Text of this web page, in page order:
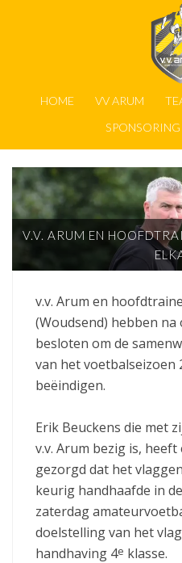
HOME VV ARUM
SPONSORING
V.V. ARUM EN
v.v. Arum en
(Woudsend) hebben
besloten om de
van het voetbalseizoen
beëindigen.
Erik Beuckens die met
v.v. Arum bezig is,
gezorgd dat het
keurig handhaafde in
zaterdag
doelstelling van het
handhaving 4e klasse.